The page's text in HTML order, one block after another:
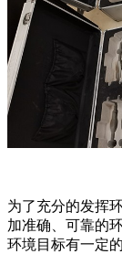
为了充分的发挥
加准确、可靠的
环境目标有一定